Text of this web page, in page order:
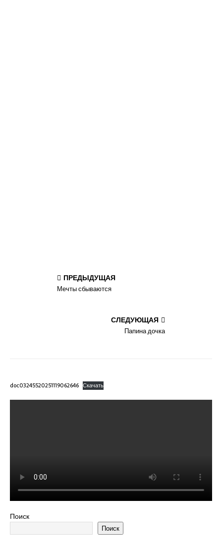
ПРЕДЫДУЩАЯ
Мечты сбываются
СЛЕДУЮЩАЯ
Папина дочка
doc03245520251119062646 Скачать
Поиск
Поиск